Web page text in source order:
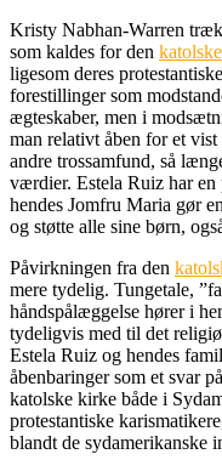
Kristy Nabhan-Warren
som kaldes for den
ligesom deres
forestillinger som
ægteskaber, men i
man relativt åben for et
andre trossamfund, så
værdier. Estela Ruiz har en
hendes Jomfru Maria gør
og støtte alle sine børn,
Påvirkningen fra den
mere tydelig. Tungetale,
håndspålæggelse hører i
tydeligvis med til det
Estela Ruiz og hendes
åbenbaringer som et svar
katolske kirke både i
protestantiske
blandt de sydamerikanske